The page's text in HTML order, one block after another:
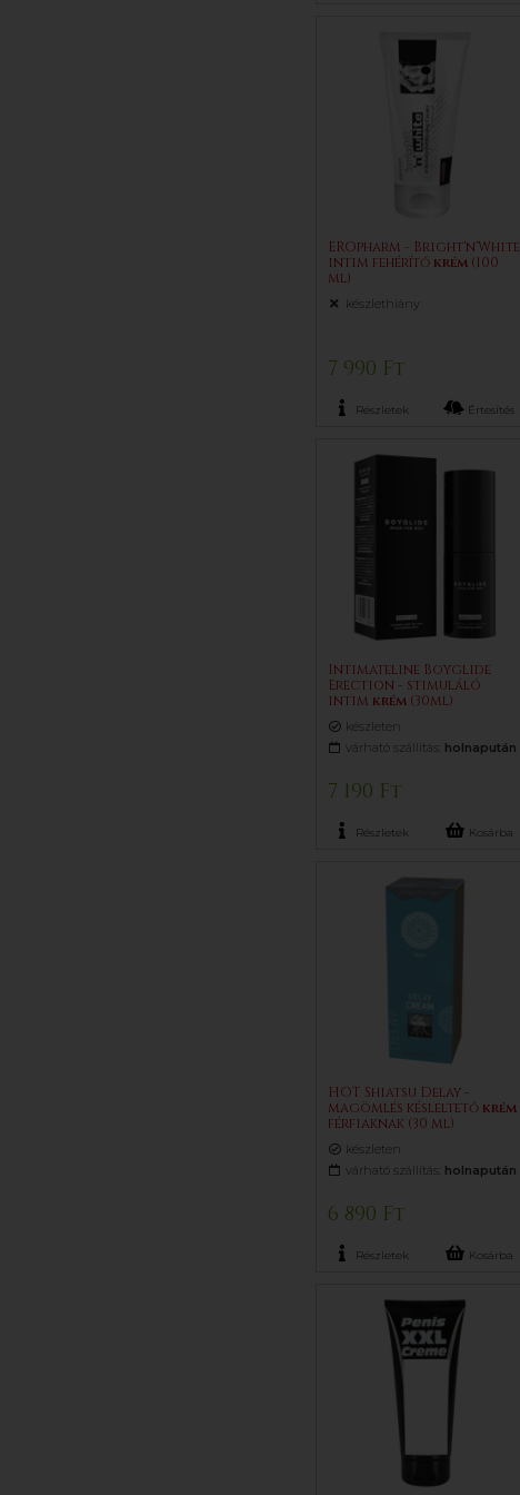
EROpharm - Bright'n'White
intim fehérítő krém(100
ml)
készlethiány
7 990 Ft
Részletek Értesítés
Intimateline Boyglide
Erection - stimuláló
intim krém(30ml)
készleten
várható szállítás: holnapután
7 190 Ft
Részletek Kosárba
HOT Shiatsu Delay -
magömlés késleltető krém
férfiaknak (30 ml)
készleten
várható szállítás: holnapután
6 890 Ft
Részletek Kosárba